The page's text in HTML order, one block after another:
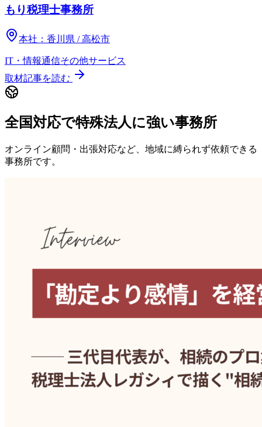
もり税理士事務所
本社： 香川県 / 高松市
IT・情報通信その他サービス
取材記事を読む
全国対応で特殊法人に強い事務所
オンライン顧問・出張対応など、地域に縛られず依頼できる
事務所です。